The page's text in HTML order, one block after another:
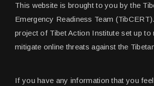
This website is brought to you by the
Emergency Readiness Team
project of Tibet Action Institute set up to
mitigate online threats against the
If you have any information that you